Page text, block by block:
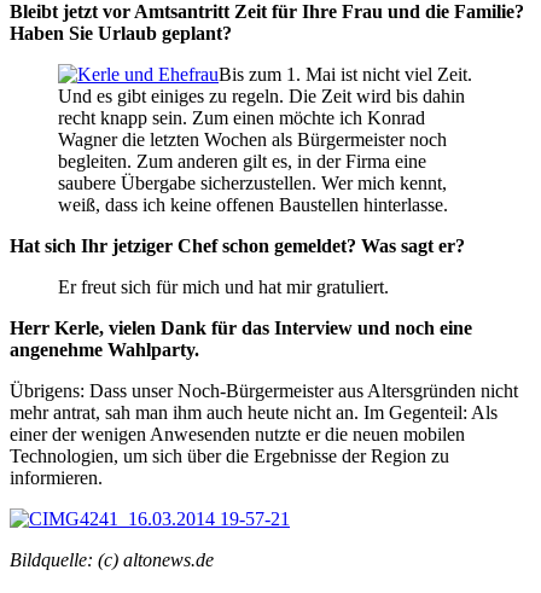
Bleibt jetzt vor Amtsantritt Zeit für Ihre Frau und die Familie?
Haben Sie Urlaub geplant?
Bis zum 1. Mai ist nicht viel Zeit.
Und es gibt einiges zu regeln. Die Zeit wird bis dahin
recht knapp sein. Zum einen möchte ich Konrad
Wagner die letzten Wochen als Bürgermeister noch
begleiten. Zum anderen gilt es, in der Firma eine
saubere Übergabe sicherzustellen. Wer mich kennt,
weiß, dass ich keine offenen Baustellen hinterlasse.
Hat sich Ihr jetziger Chef schon gemeldet? Was sagt er?
Er freut sich für mich und hat mir gratuliert.
Herr Kerle, vielen Dank für das Interview und noch eine
angenehme Wahlparty.
Übrigens: Dass unser Noch-Bürgermeister aus Altersgründen nicht
mehr antrat, sah man ihm auch heute nicht an. Im Gegenteil: Als
einer der wenigen Anwesenden nutzte er die neuen mobilen
Technologien, um sich über die Ergebnisse der Region zu
informieren.
Bildquelle: (c) altonews.de